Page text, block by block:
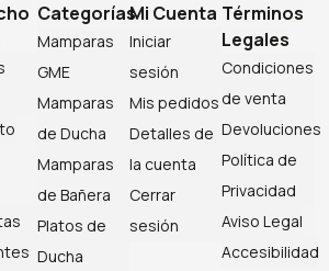
Categorías
Mamparas
GME
Mamparas
de Ducha
Mamparas
de Bañera
Platos de
Ducha
Mi Cuenta
Iniciar
sesión
Mis pedidos
Detalles de
la cuenta
Cerrar
sesión
Términos
Legales
Condiciones
de venta
Devoluciones
Política de
Privacidad
Aviso Legal
Accesibilidad